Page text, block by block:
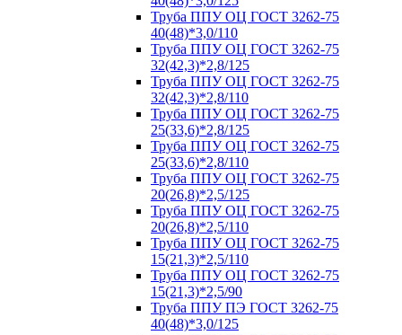
Труба ППУ ОЦ ГОСТ 3262-75
40(48)*3,0/110
Труба ППУ ОЦ ГОСТ 3262-75
32(42,3)*2,8/125
Труба ППУ ОЦ ГОСТ 3262-75
32(42,3)*2,8/110
Труба ППУ ОЦ ГОСТ 3262-75
25(33,6)*2,8/125
Труба ППУ ОЦ ГОСТ 3262-75
25(33,6)*2,8/110
Труба ППУ ОЦ ГОСТ 3262-75
20(26,8)*2,5/125
Труба ППУ ОЦ ГОСТ 3262-75
20(26,8)*2,5/110
Труба ППУ ОЦ ГОСТ 3262-75
15(21,3)*2,5/110
Труба ППУ ОЦ ГОСТ 3262-75
15(21,3)*2,5/90
Труба ППУ ПЭ ГОСТ 3262-75
40(48)*3,0/125